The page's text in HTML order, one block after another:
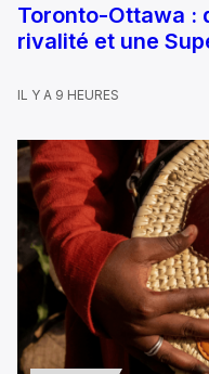
Toronto-Ottawa :
rivalité et une
IL Y A 9 HEURES